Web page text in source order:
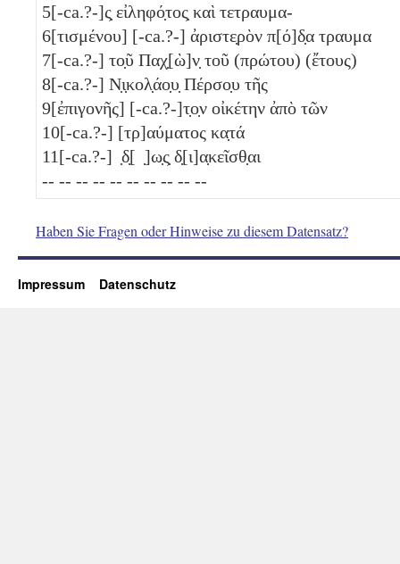
5[-ca.?-]ς̣ εἰληφό̣τος̣ καὶ τετραυμα-
6[τισμένου] [-ca.?-] ἀριστε̣ρὸν π[ό]δ̣α τραυμα
7[-ca.?-] το̣ῦ Παχ̣[ὼ]ν̣ τοῦ (πρώτου) (ἔτους)
8[-ca.?-] Ν̣ι̣κολ̣άο̣υ̣ Πέρσο̣υ τῆς
9[ἐπιγονῆς] [-ca.?-]τ̣ο̣ν οἰκέτην ἀπὸ τῶν
10[-ca.?-] [τρ]αύματος κα̣τά
11[-ca.?-] ̣δ̣[ ̣]ω̣ς̣ δ̣[ι]α̣κεῖσθ̣αι
-- -- -- -- -- -- -- -- -- --
Haben Sie Fragen oder Hinweise zu diesem Datensatz?
Impressum Datenschutz